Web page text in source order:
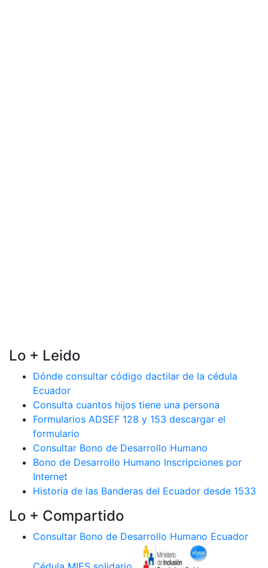
Lo + Leido
Dónde consultar código dactilar de la cédula
Ecuador
Consulta cuantos hijos tiene una persona
Formularios ADSEF 128 y 153 descargar el
formulario
Consultar Bono de Desarrollo Humano
Bono de Desarrollo Humano Inscripciones por
Internet
Historia de las Banderas del Ecuador desde 1533
Lo + Compartido
Consultar Bono de Desarrollo Humano Ecuador